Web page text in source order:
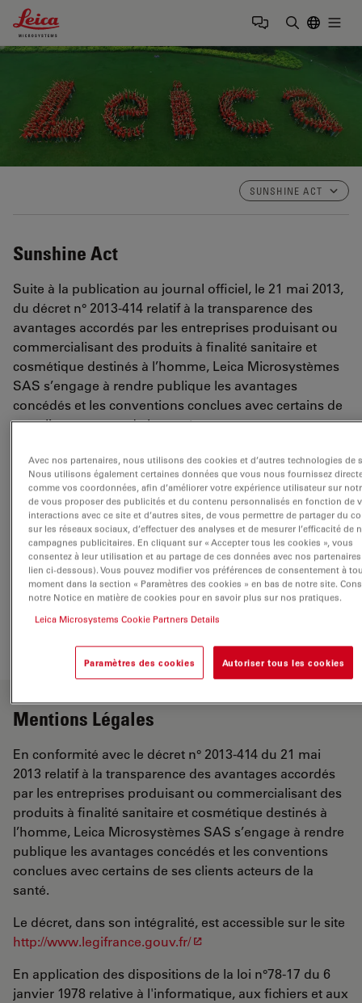
Leica Microsystems Logo
SUNSHINE ACT
Sunshine Act
Suite à la publication au journal officiel, le 21 mai 2013,
du décret n° 2013-414 relatif à la transparence des
avantages accordés par les entreprises produisant ou
commercialisant des produits à finalité sanitaire et
cosmétique destinés à l’homme, Leica Microsystèmes
SAS s’engage à rendre publique les avantages
concédés et les conventions conclues avec certains de
nos clients acteurs de la santé.
Le décret, dans son intégralité, est accessible sur ce
lien.
http://www.legifrance.gouv.fr/affichTexte.do?
Ces informations seront régulièrement mises à jour.
Leica Microsystèmes SAS n'a pas eu d'interactions à
déclarer avec des acteurs du secteur de la santé au
cours du T1/T2 2024.
Mentions Légales
En conformité avec le décret n° 2013-414 du 21 mai
2013 relatif à la transparence des avantages accordés
par les entreprises produisant ou commercialisant des
produits à finalité sanitaire et cosmétique destinés à
l’homme, Leica Microsystèmes SAS s’engage à rendre
publique les avantages concédés et les conventions
conclues avec certains de ses clients acteurs de la
santé.
Le décret, dans son intégralité, est accessible sur le site
http://www.legifrance.gouv.fr/
En application des dispositions de la loi n°78-17 du 6
janvier 1978 relative à l'informatique, aux fichiers et aux
Avec nos partenaires, nous utilisons des cookies et d’autres technologies de
Nous utilisons également certaines données que vous nous fournissez
comme vos coordonnées, afin d’améliorer votre expérience utilisateur sur
de vous proposer des publicités et du contenu personnalisés en fonction de
interactions avec ce site et d’autres sites, de vous permettre de partager du
sur les réseaux sociaux, d’effectuer des analyses et de mesurer l’efficacité de
campagnes publicitaires. En cliquant sur « Accepter tous les cookies », vous
consentez à leur utilisation et au partage de ces données avec nos
lien ci-dessous). Vous pouvez modifier vos préférences de consentement à
moment dans la section « Paramètres des cookies » en bas de notre site.
notre Notice en matière de cookies pour en savoir plus sur nos pratiques.
Leica Microsystems Cookie Partners Details
Paramètres des cookies Autoriser tous les cookies